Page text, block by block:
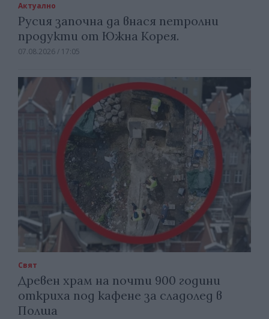
Актуално
Русия започна да внася петролни
продукти от Южна Корея.
07.08.2026 / 17:05
Свят
Древен храм на почти 900 години
откриха под кафене за сладолед в
Полша